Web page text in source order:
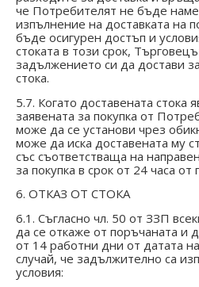
че Потребителят не бъде
изпълнение на доставката на
бъде осигурен достъп и
стоката в този срок,
задължението си да достави
стока.
5.7. Когато доставената стока
заявената за покупка от
може да се установи чрез
може да иска доставената му
със съответстваща на
за покупка в срок от 24 часа от
6. ОТКАЗ ОТ СТОКА
6.1. Съгласно чл. 50 от ЗЗП
да се откаже от поръчаната и
от 14 работни дни от датата
случай, че задължително са
условия: